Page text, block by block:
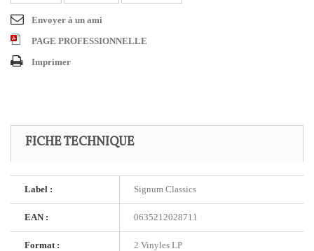
Envoyer à un ami
PAGE PROFESSIONNELLE
Imprimer
FICHE TECHNIQUE
Label : Signum Classics
EAN : 0635212028711
Format : 2 Vinyles LP